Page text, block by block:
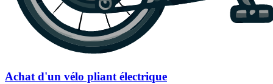
Achat d'un vélo pliant électrique